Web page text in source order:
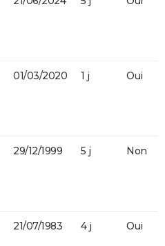
01/03/2020 1 j Oui
29/12/1999 5 j Non
21/07/1983 4 j Oui